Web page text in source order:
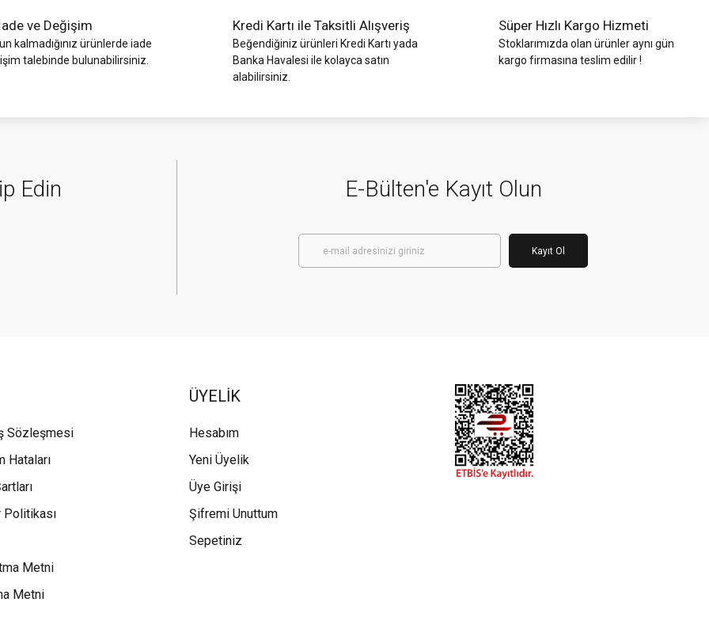
ve Değişim
kalmadığınız ürünlerde iade
talebinde bulunabilirsiniz.
Kredi Kartı ile Taksitli Alışveriş
Beğendiğiniz ürünleri Kredi Kartı yada
Banka Havalesi ile kolayca satın
alabilirsiniz.
Süper Hızlı Kargo Hizmeti
Stoklarımızda olan ürünler aynı gün
kargo firmasına teslim edilir !
Edin E-Bülten'e Kayıt Olun
Kayıt Ol
Sözleşmesi
Hataları
Metni
Metni
ÜYELİK
Hesabım
Yeni Üyelik
Üye Girişi
Şifremi Unuttum
Sepetiniz